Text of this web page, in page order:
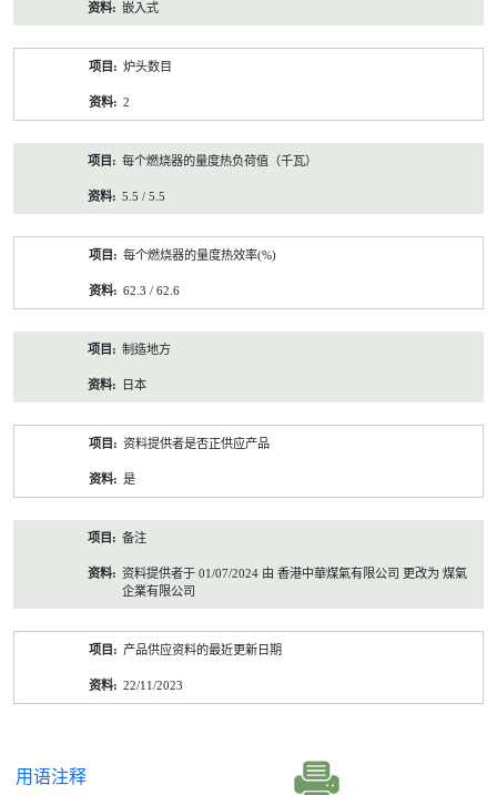
嵌入式
炉头数目
2
每个燃烧器的量度热负荷值（千瓦）
5.5 / 5.5
每个燃烧器的量度热效率(%)
62.3 / 62.6
制造地方
日本
资料提供者是否正供应产品
是
备注
资料提供者于 01/07/2024 由 香港中華煤氣有限公司 更改为 煤氣
企業有限公司
产品供应资料的最近更新日期
22/11/2023
用语注释